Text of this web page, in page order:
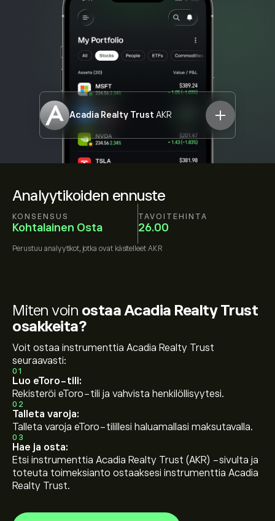
Analyytikoiden ennuste
KONSENSUS
Kohtalainen Osta
TAVOITEHINTA
26.00
Perustuu analyytikot, jotka ovat käsitelleet AKR
Acadia Realty Trust AKR
Miten voin ostaa Acadia Realty Trust
osakkeita?
Voit ostaa instrumenttia Acadia Realty Trust
seuraavasti:
01
Luo eToro-tili:
Rekisteröi eToro-tili ja vahvista henkilöllisyytesi.
02
Talleta varoja:
Talleta varoja eToro-tilillesi haluamallasi maksutavalla.
03
Hae ja osta:
Etsi instrumenttia Acadia Realty Trust (AKR) -sivulta ja
toteuta toimeksianto ostaaksesi instrumenttia Acadia
Realty Trust.